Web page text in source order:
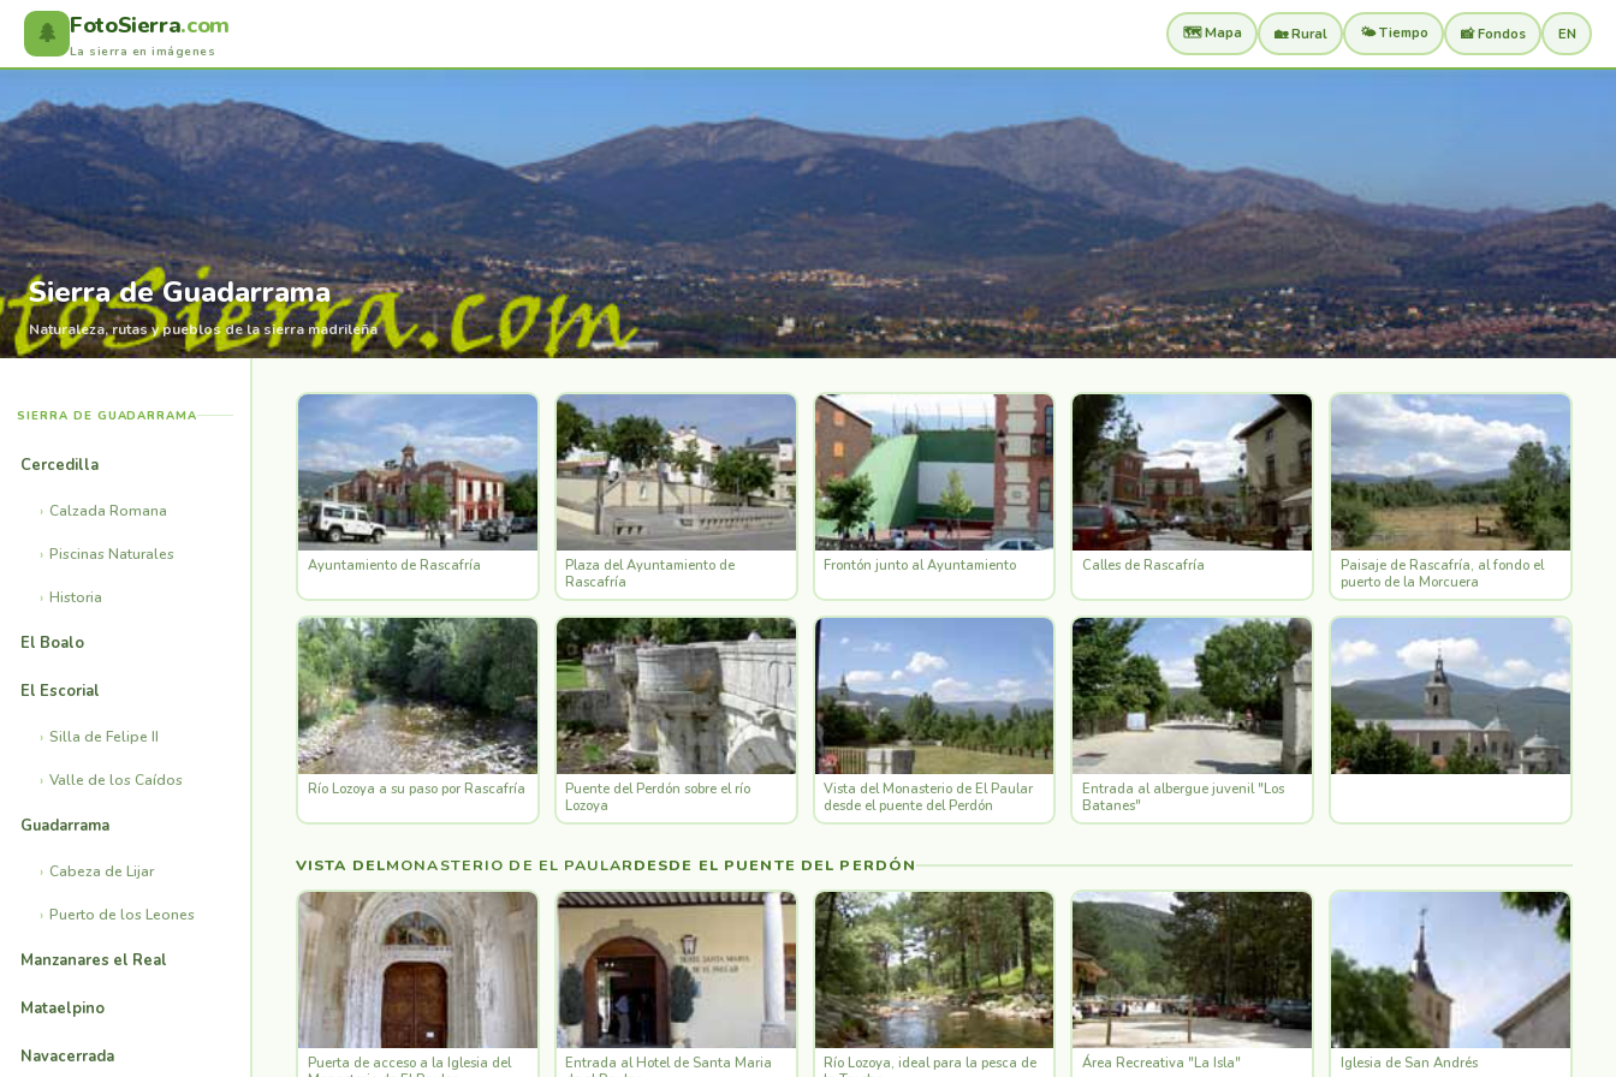
🌲 FotoSierra.com
La sierra en imágenes
🗺️ Mapa 🏡 Rural 🌤️ Tiempo 📸 Fondos EN
Sierra de Guadarrama
Naturaleza, rutas y pueblos de la sierra madrileña
SIERRA DE GUADARRAMA
Cercedilla
Calzada Romana
Piscinas Naturales
Historia
El Boalo
El Escorial
Silla de Felipe II
Valle de los Caídos
Guadarrama
Cabeza de Lijar
Puerto de los Leones
Manzanares el Real
Mataelpino
Navacerrada
Ayuntamiento de Rascafría
Plaza del Ayuntamiento de
Rascafría
Frontón junto al Ayuntamiento Calles de Rascafría
Paisaje de Rascafría, al fondo el
puerto de la Morcuera
Río Lozoya a su paso por Rascafría
Puente del Perdón sobre el río
Lozoya
Vista del Monasterio de El Paular
desde el puente del Perdón
Entrada al albergue juvenil "Los
Batanes"
VISTA DELMONASTERIO DE EL PAULARDESDE EL PUENTE DEL PERDÓN
Puerta de acceso a la Iglesia del
Entrada al Hotel de Santa Maria
Río Lozoya, ideal para la pesca de
Área Recreativa "La Isla" Iglesia de San Andrés